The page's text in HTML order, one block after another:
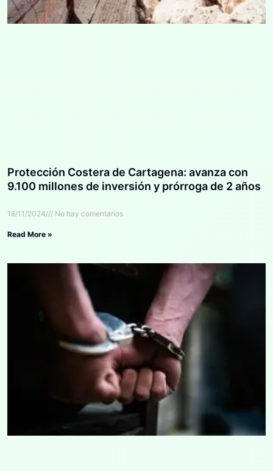
Protección Costera de Cartagena: avanza con
9.100 millones de inversión y prórroga de 2 años
18/11/2024 No hay comentarios
Read More »